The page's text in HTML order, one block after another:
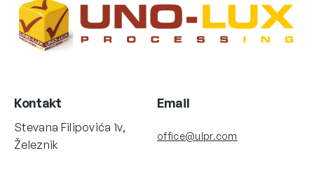
Kontakt
Stevana Filipovića 1v,
Železnik
Email
office@ulpr.com